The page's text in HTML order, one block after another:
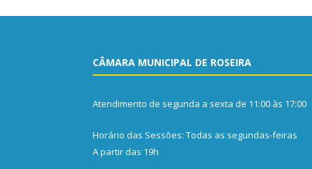
CÂMARA MUNICIPAL DE ROSEIRA
Atendimento de segunda a sexta de 11:00 às 17:00
Horário das Sessões: Todas as segundas-feiras
A partir das 19h